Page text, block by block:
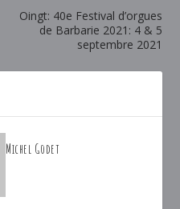
Oingt: 40e Festival d’orgues
de Barbarie 2021: 4 & 5
septembre 2021
Michel Godet